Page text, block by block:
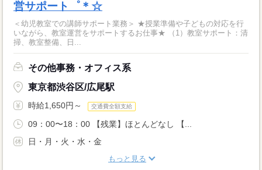
営サポート゜＊☆
＜幼児教室での講師サポート業務＞ ★授業準備や子どもの対応を行
いながら、教室運営をサポートするお仕事★ （1）教室サポート：清
掃、教室整備、日...
その他事務・オフィス系
東京都渋谷区/広尾駅
時給1,650円～ 交通費全額支給
09：00〜18：00 【残業】ほとんどなし 【...
日・月・火・水・金
もっと見る